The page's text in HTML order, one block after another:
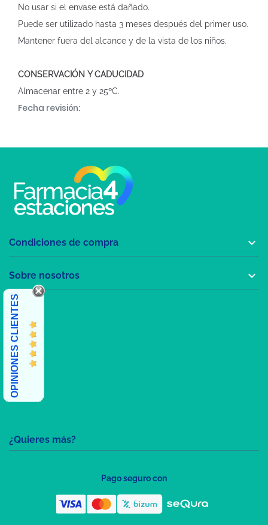
No usar si el envase está dañado.
Puede ser utilizado hasta 3 meses después del primer uso.
Mantener fuera del alcance y de la vista de los niños.
CONSERVACIÓN Y CADUCIDAD
Almacenar entre 2 y 25ºC.
Fecha revisión:
¿Quieres más?
Condiciones de compra 
Sobre nosotros 
OPINIONES CLIENTES
Pago seguro con